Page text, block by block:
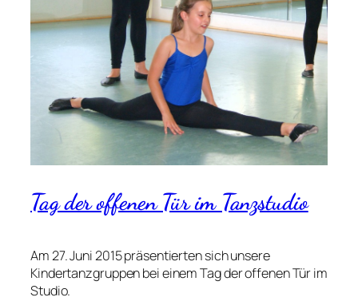
Tag der offenen Tür im Tanzstudio
Am 27. Juni 2015 präsentierten sich unsere
Kindertanzgruppen bei einem Tag der offenen Tür im
Studio.